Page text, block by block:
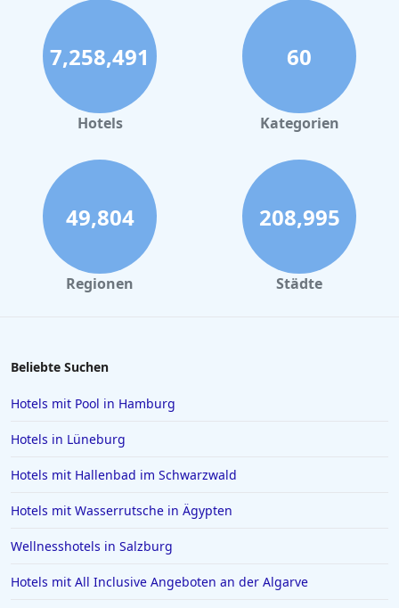
7,258,491
Hotels
60
Kategorien
49,804
Regionen
208,995
Städte
Beliebte Suchen
Hotels mit Pool in Hamburg
Hotels in Lüneburg
Hotels mit Hallenbad im Schwarzwald
Hotels mit Wasserrutsche in Ägypten
Wellnesshotels in Salzburg
Hotels mit All Inclusive Angeboten an der Algarve